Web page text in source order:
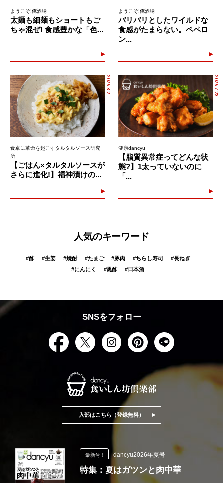
ようこそ!俺酒場
太麺も細麺もショートもご
ちゃ混ぜ! 食感豊かな「色...
ようこそ!俺酒場
バリバリとしたワイルドな
食感がたまらない。ペペロ
ン...
2026.8.2
食卓に革命を起こすタルタルソース研究
所
【ごはん×タルタルソースが
さらに進化!】福神漬けの...
2026.7.23
健康dancyu
【脂質異常症ってどんな状
態?】1太っていないのに
「...
人気のキーワード
#酢 #生姜 #焼酎 #たまご #豚肉 #ちらし寿司 #長ねぎ
#にんにく #黒酢 #日本酒
SNSをフォロー
入部はこちら（登録無料）
最新号！ dancyu2026年夏号
特集：夏はガツンと肉中華